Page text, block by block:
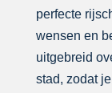
perfecte
wensen en
uitgebreid
stad, zodat